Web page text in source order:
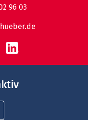
96 03